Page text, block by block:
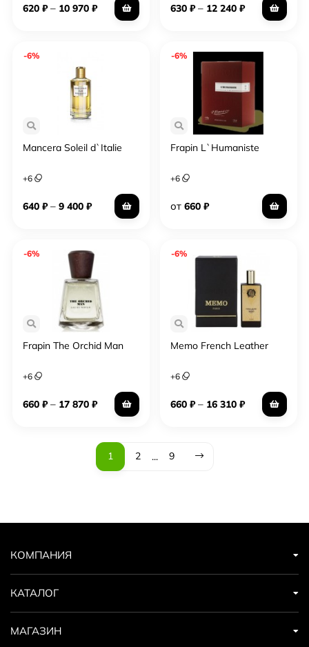
620 ₽– 10 970 ₽ 630 ₽– 12 240 ₽
-6%
Mancera Soleil d`Italie
+6
640 ₽– 9 400 ₽
-6%
Frapin L`Humaniste
+6
от 660 ₽
-6%
Frapin The Orchid Man
+6
660 ₽– 17 870 ₽
-6%
Memo French Leather
+6
660 ₽– 16 310 ₽
1 2 ... 9
КОМПАНИЯ
КАТАЛОГ
МАГАЗИН